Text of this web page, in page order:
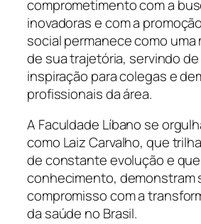
comprometimento com a
inovadoras e com a
social permanece como uma
de sua trajetória, servindo
inspiração para colegas e
profissionais da área.
A Faculdade Líbano se
como Laiz Carvalho, que
de constante evolução e
conhecimento, demonstram
compromisso com a
da saúde no Brasil.